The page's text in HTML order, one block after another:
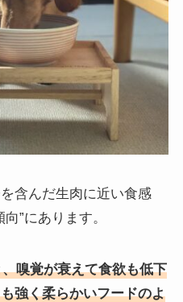
含んだ生肉に近い食感
”にあります。
嗅覚が衰えて食欲も低下
強く柔らかいフードのよ